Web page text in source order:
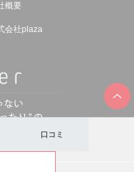
口コミ
概要
会社plaza